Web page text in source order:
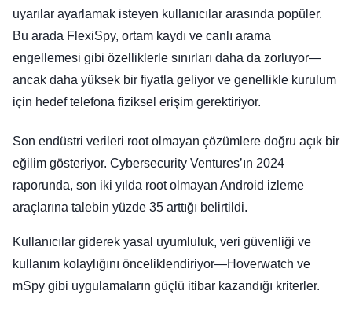
uyarılar ayarlamak isteyen kullanıcılar arasında popüler.
Bu arada FlexiSpy, ortam kaydı ve canlı arama
engellemesi gibi özelliklerle sınırları daha da zorluyor—
ancak daha yüksek bir fiyatla geliyor ve genellikle kurulum
için hedef telefona fiziksel erişim gerektiriyor.
Son endüstri verileri root olmayan çözümlere doğru açık bir
eğilim gösteriyor. Cybersecurity Ventures’ın 2024
raporunda, son iki yılda root olmayan Android izleme
araçlarına talebin yüzde 35 arttığı belirtildi.
Kullanıcılar giderek yasal uyumluluk, veri güvenliği ve
kullanım kolaylığını önceliklendiriyor—Hoverwatch ve
mSpy gibi uygulamaların güçlü itibar kazandığı kriterler.